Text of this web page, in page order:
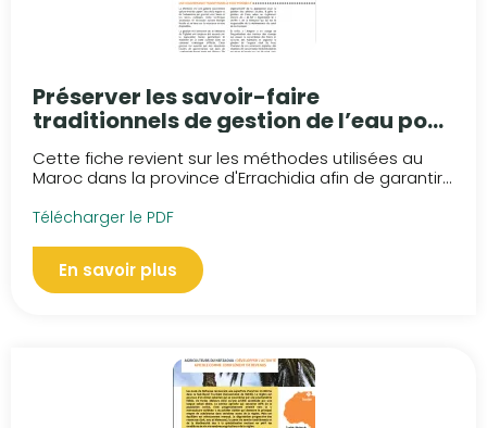
Préserver les savoir-faire
traditionnels de gestion de l’eau pour
une gestion durable des ressources
naturelles
Cette fiche revient sur les méthodes utilisées au
Maroc dans la province d'Errachidia afin de garantir...
Télécharger le PDF
En savoir plus